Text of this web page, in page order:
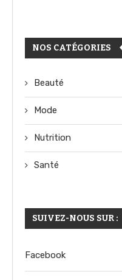
NOS CATÉGORIES
Beauté
Mode
Nutrition
Santé
SUIVEZ-NOUS SUR :
Facebook